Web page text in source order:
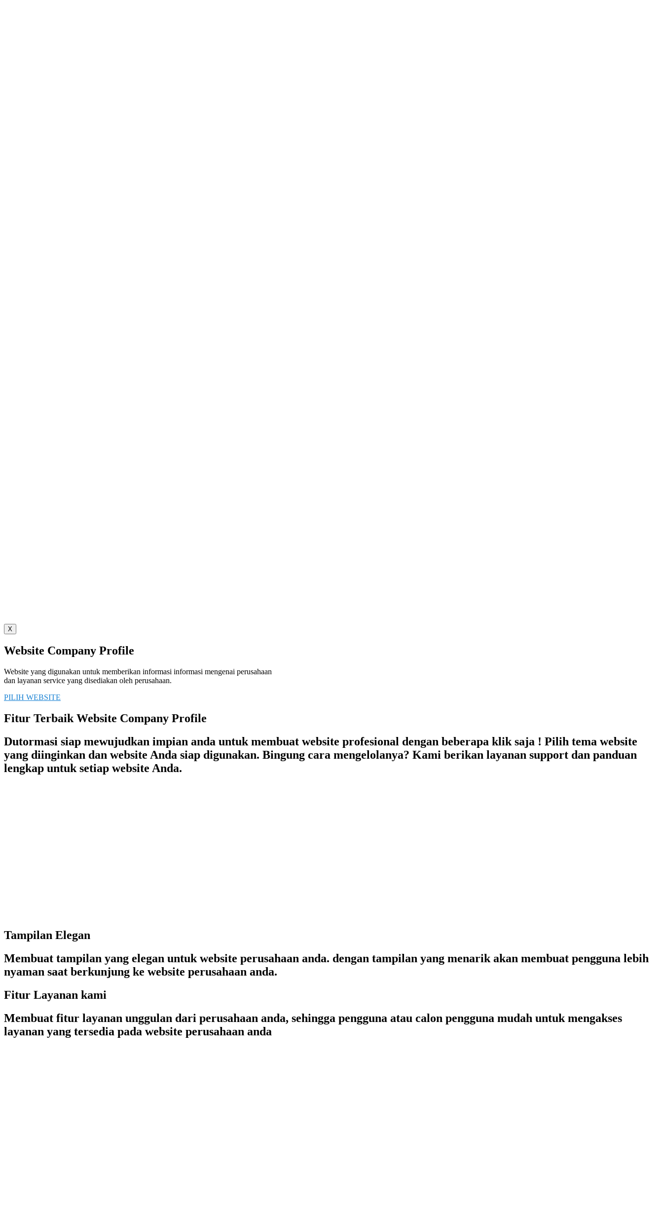
X
Website Company Profile
Website yang digunakan untuk memberikan informasi informasi mengenai perusahaan
dan layanan service yang disediakan oleh perusahaan.
PILIH WEBSITE
Fitur Terbaik Website Company Profile
Dutormasi siap mewujudkan impian anda untuk membuat website profesional dengan beberapa klik saja ! Pilih tema website
yang diinginkan dan website Anda siap digunakan. Bingung cara mengelolanya? Kami berikan layanan support dan panduan
lengkap untuk setiap website Anda.
Tampilan Elegan
Membuat tampilan yang elegan untuk website perusahaan anda. dengan tampilan yang menarik akan membuat pengguna lebih
nyaman saat berkunjung ke website perusahaan anda.
Fitur Layanan kami
Membuat fitur layanan unggulan dari perusahaan anda, sehingga pengguna atau calon pengguna mudah untuk mengakses
layanan yang tersedia pada website perusahaan anda